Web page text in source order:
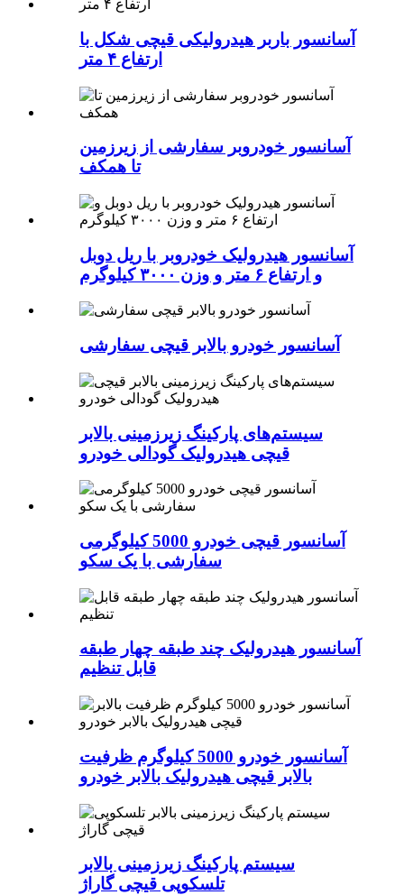
آسانسور باربر هیدرولیکی قیچی شکل با
ارتفاع ۴ متر
آسانسور خودروبر سفارشی از زیرزمین
تا همکف
آسانسور هیدرولیک خودروبر با ریل دوبل
و ارتفاع ۶ متر و وزن ۳۰۰۰ کیلوگرم
آسانسور خودرو بالابر قیچی سفارشی
سیستم‌های پارکینگ زیرزمینی بالابر
قیچی هیدرولیک گودالی خودرو
آسانسور قیچی خودرو 5000 کیلوگرمی
سفارشی با یک سکو
آسانسور هیدرولیک چند طبقه چهار طبقه
قابل تنظیم
آسانسور خودرو 5000 کیلوگرم ظرفیت
بالابر قیچی هیدرولیک بالابر خودرو
سیستم پارکینگ زیرزمینی بالابر
تلسکوپی قیچی گاراژ